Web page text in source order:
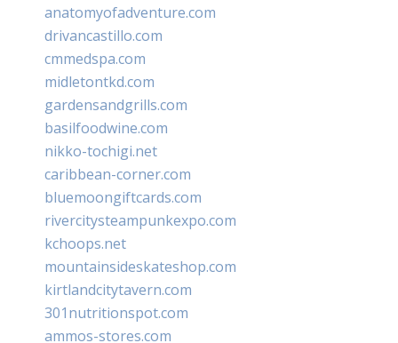
anatomyofadventure.com
drivancastillo.com
cmmedspa.com
midletontkd.com
gardensandgrills.com
basilfoodwine.com
nikko-tochigi.net
caribbean-corner.com
bluemoongiftcards.com
rivercitysteampunkexpo.com
kchoops.net
mountainsideskateshop.com
kirtlandcitytavern.com
301nutritionspot.com
ammos-stores.com